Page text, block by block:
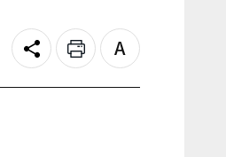
Share Print
Text
size